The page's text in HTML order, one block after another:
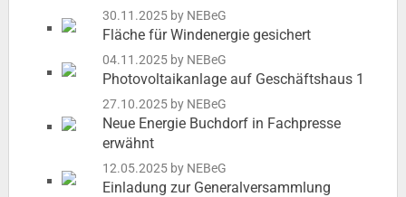
30.11.2025 by NEBeG
Fläche für Windenergie gesichert
04.11.2025 by NEBeG
Photovoltaikanlage auf Geschäftshaus 1
27.10.2025 by NEBeG
Neue Energie Buchdorf in Fachpresse
erwähnt
12.05.2025 by NEBeG
Einladung zur Generalversammlung